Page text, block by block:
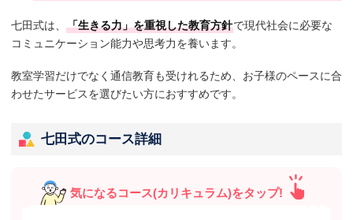
七田式は、 「生きる力」を重視した教育方針で現代社会に必要な
コミュニケーション能力や思考力を養います。
教室学習だけでなく通信教育も受けれるため、お子様のペースに合
わせたサービスを選びたい方におすすめです。
七田式のコース詳細
気になるコース(カリキュラム)をタップ!